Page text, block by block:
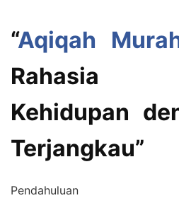
“Aqiqah
Rahasia
Kehidupan
Terjangkau”
Pendahuluan